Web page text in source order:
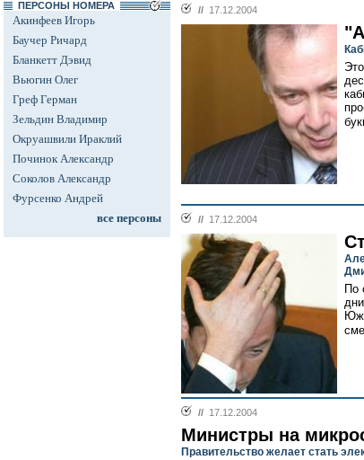
ПЕРСОНЫ НОМЕРА
Акинфеев Игорь
Баучер Ричард
Бланкетт Дэвид
Вьюгин Олег
Греф Герман
Зельдин Владимир
Окруашвили Ираклий
Починок Александр
Соколов Александр
Фурсенко Андрей
все персоны
// 17.12.2004
// 17.12.2004
По
// 17.12.2004
Министры на
Правительство желает стать